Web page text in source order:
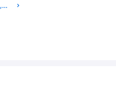
Шнур для ноутбука Cable for laptop 1,5м, Кабель питания, Сетевой кабель